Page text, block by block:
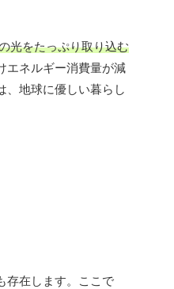
光をたっぷり取り込む
エネルギー消費量が減
、地球に優しい暮らし
存在します。ここで